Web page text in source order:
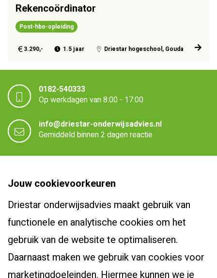
Rekencoördinator
Post-hbo-opleiding
3.290,- 1.5 jaar Driestar hogeschool, Gouda
0182-540333
Op werkdagen van 8:00 - 17:00
info@driestar-onderwijsadvies.nl
Gemiddeld binnen 2 dagen reactie
Driestar onderwijsadvies
Over Driestar onderwijsadvies
Het beroepsprofiel van de leraar
Certificaten en accreditaties
Vacatures
Contact
Cursussen en trajecten
Breindidactiek
Post-hbo-opleidingen
Bewegingsonderwijs
Actueel
Jouw cookievoorkeuren
Driestar onderwijsadvies maakt gebruik van
functionele en analytische cookies om het
gebruik van de website te optimaliseren.
Daarnaast maken we gebruik van cookies voor
marketingdoeleinden. Hiermee kunnen we je